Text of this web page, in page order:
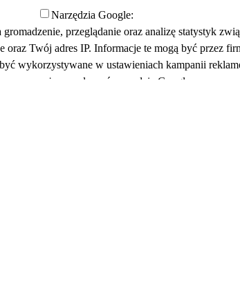
Narzędzia Google:
przeglądanie oraz analizę statystyk
Twój adres IP. Informacje te mogą być przez
wykorzystywane w ustawieniach kampanii
możesz wyłączyć narzędzia Google.